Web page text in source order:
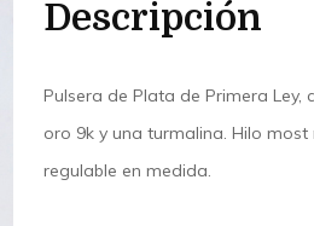
Descripción
Pulsera de Plata de Primera Ley,
oro 9k y una turmalina. Hilo
regulable en medida.